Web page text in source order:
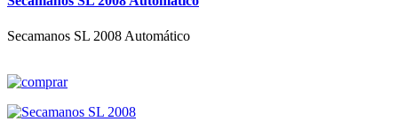
Secamanos SL 2008 Automático